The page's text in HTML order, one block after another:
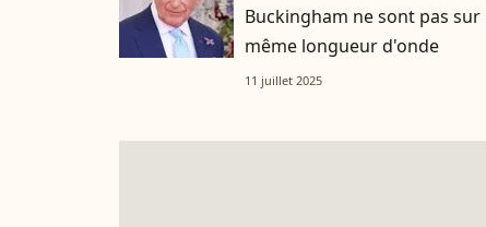
Buckingham ne sont pas sur
même longueur d'onde
11 juillet 2025